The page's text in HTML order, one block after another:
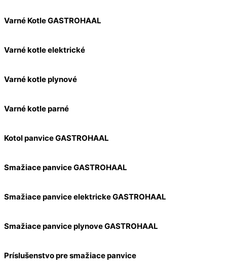
Varné Kotle GASTROHAAL
Varné kotle elektrické
Varné kotle plynové
Varné kotle parné
Kotol panvice GASTROHAAL
Smažiace panvice GASTROHAAL
Smažiace panvice elektricke GASTROHAAL
Smažiace panvice plynove GASTROHAAL
Príslušenstvo pre smažiace panvice